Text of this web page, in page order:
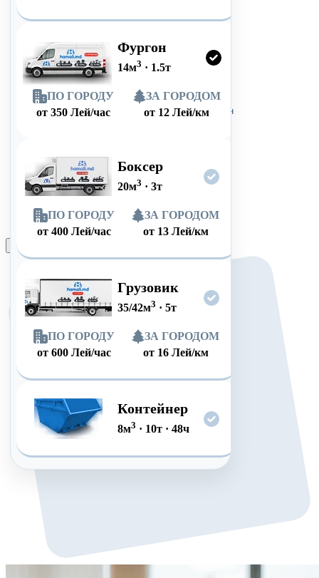
Фургон
14м3 · 1.5т
ПО ГОРОДУ
от 350 Лей/час
ЗА ГОРОДОМ
от 12 Лей/км
Боксер
20м3 · 3т
ПО ГОРОДУ
от 400 Лей/час
ЗА ГОРОДОМ
от 13 Лей/км
Грузовик
35/42м3 · 5т
ПО ГОРОДУ
от 600 Лей/час
ЗА ГОРОДОМ
от 16 Лей/км
Контейнер
8м3 · 10т· 48ч
Оформить заказ